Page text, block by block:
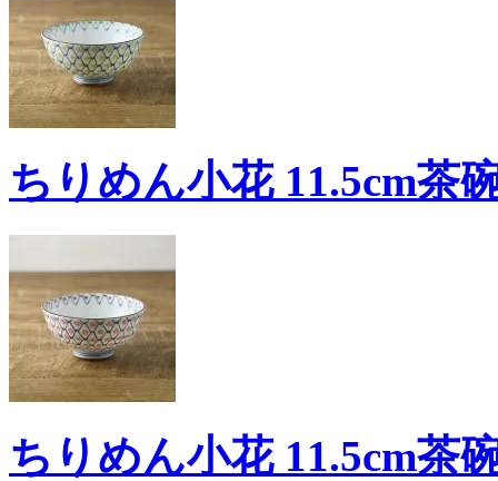
ちりめん小花 11.5cm茶
ちりめん小花 11.5cm茶